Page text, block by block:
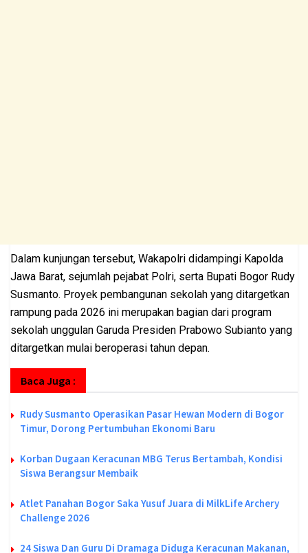
Dalam kunjungan tersebut, Wakapolri didampingi Kapolda
Jawa Barat, sejumlah pejabat Polri, serta Bupati Bogor Rudy
Susmanto. Proyek pembangunan sekolah yang ditargetkan
rampung pada 2026 ini merupakan bagian dari program
sekolah unggulan Garuda Presiden Prabowo Subianto yang
ditargetkan mulai beroperasi tahun depan.
Baca Juga :
Rudy Susmanto Operasikan Pasar Hewan Modern di Bogor
Timur, Dorong Pertumbuhan Ekonomi Baru
Korban Dugaan Keracunan MBG Terus Bertambah, Kondisi
Siswa Berangsur Membaik
Atlet Panahan Bogor Saka Yusuf Juara di MilkLife Archery
Challenge 2026
24 Siswa Dan Guru Di Dramaga Diduga Keracunan Makanan,